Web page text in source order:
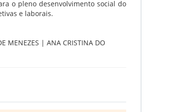
o pleno desenvolvimento social do
e laborais.
MENEZES | ANA CRISTINA DO